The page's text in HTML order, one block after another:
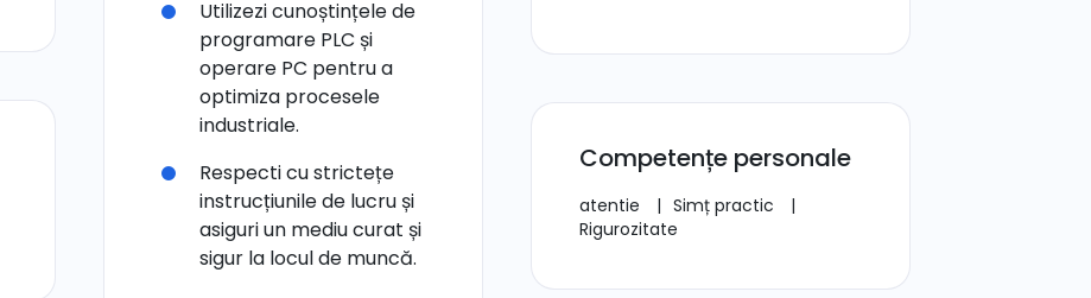
Utilizezi cunoștințele de
programare PLC și
operare PC pentru a
optimiza procesele
industriale.
Respecti cu strictețe
instrucțiunile de lucru și
asiguri un mediu curat și
sigur la locul de muncă.
Competențe personale
atentie | Simț practic
|
Rigurozitate